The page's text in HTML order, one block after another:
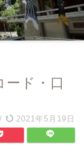
ド・口
/ 2021年5月19日